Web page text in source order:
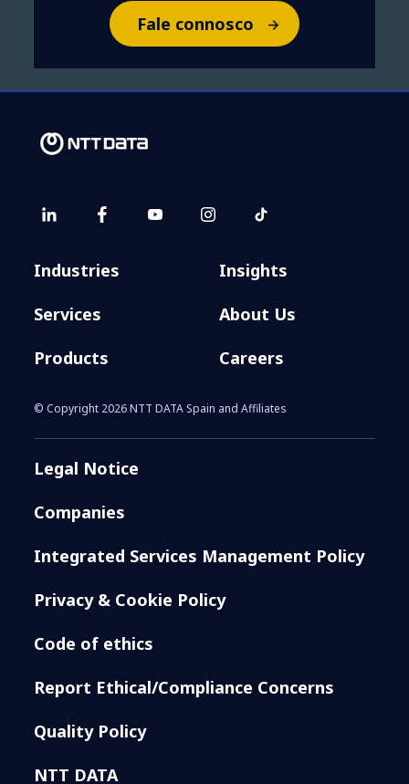
Fale connosco
Industries
Services
Products
Insights
About Us
Careers
© Copyright 2026 NTT DATA Spain and Affiliates
Legal Notice
Companies
Integrated Services Management Policy
Privacy & Cookie Policy
Code of ethics
Report Ethical/Compliance Concerns
Quality Policy
NTT DATA